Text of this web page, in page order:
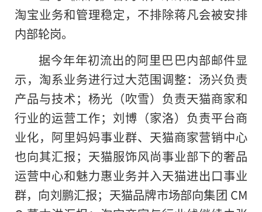
淘宝业务和管理稳定，不排除蒋凡会被安排
内部轮岗。
据今年年初流出的阿里巴巴内部邮件显
示，淘系业务进行过大范围调整：汤兴负责
产品与技术；杨光（吹雪）负责天猫商家和
行业的运营工作；刘博（家洛）负责平台商
业化，阿里妈妈事业群、天猫商家营销中心
也向其汇报；天猫服饰风尚事业部下的奢品
运营中心和魅力惠业务并入天猫进出口事业
群，向刘鹏汇报；天猫品牌市场部向集团 CM